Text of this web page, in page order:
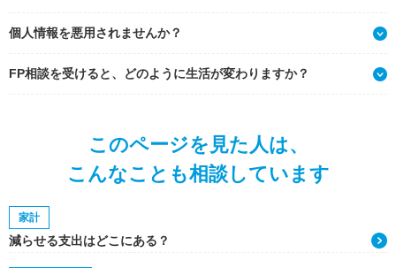
個人情報を悪用されませんか？
FP相談を受けると、どのように生活が変わりますか？
このページを見た人は、
こんなことも相談しています
家計
減らせる支出はどこにある？